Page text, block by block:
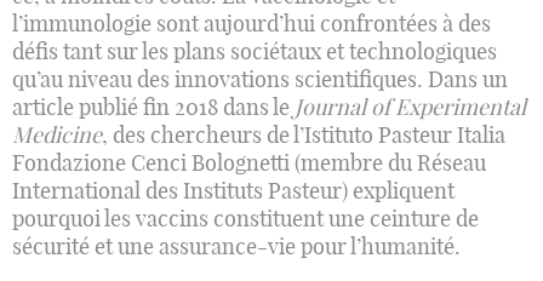
l’immunologie sont aujourd’hui confrontées à des
défis tant sur les plans sociétaux et technologiques
qu’au niveau des innovations scientifiques. Dans un
article publié fin 2018 dans le Journal of Experimental
Medicine, des chercheurs de l’Istituto Pasteur Italia
Fondazione Cenci Bolognetti (membre du Réseau
International des Instituts Pasteur) expliquent
pourquoi les vaccins constituent une ceinture de
sécurité et une assurance-vie pour l’humanité.